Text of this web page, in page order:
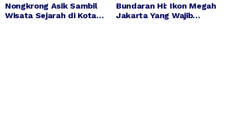
Nongkrong Asik Sambil
Wisata Sejarah di Kota
Bundaran Hi: Ikon Megah
Jakarta Yang Wajib